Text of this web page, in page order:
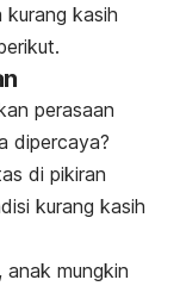
kurang kasih
perasaan
dipercaya?
di pikiran
kurang kasih
anak mungkin